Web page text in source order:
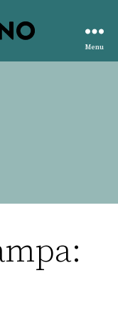
Menu